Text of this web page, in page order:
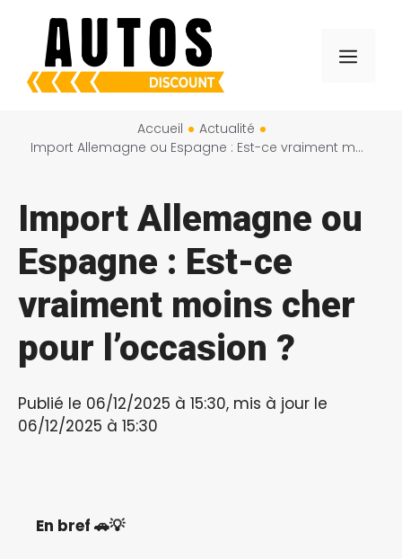
contenu
Menu
Accueil
Actualité
Import Allemagne ou Espagne : Est-ce vraiment moins cher pour l’occasion ?
Import Allemagne ou
Espagne : Est-ce
vraiment moins cher
pour l’occasion ?
Publié le 06/12/2025 à 15:30, mis à jour le
06/12/2025 à 15:30
En bref 🚗💡